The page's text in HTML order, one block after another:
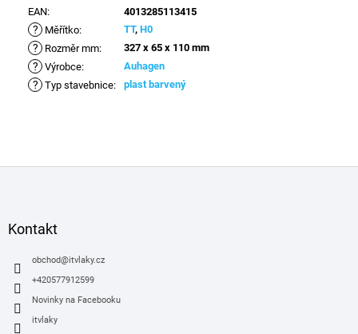
EAN: 4013285113415
? Měřítko: TT, H0
? Rozměr mm: 327 x 65 x 110 mm
? Výrobce: Auhagen
? Typ stavebnice: plast barvený
Kontakt
obchod@itvlaky.cz
+420577912599
Novinky na Facebooku
itvlaky